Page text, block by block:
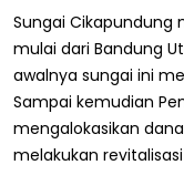
Sungai Cikapundung
mulai dari Bandung
awalnya sungai ini
Sampai kemudian
mengalokasikan
melakukan